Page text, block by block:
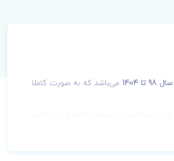
1404
می‌باشد که به صورت کاملا
مجدد بر مطالب خوانده شده و نکات ریز